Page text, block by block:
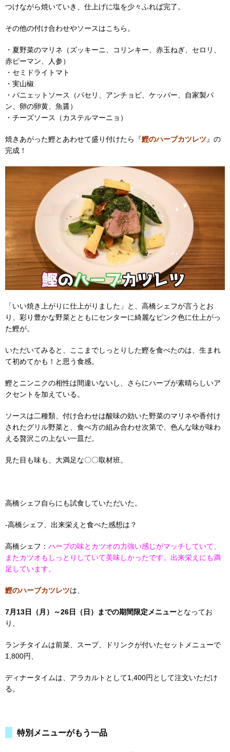
つけながら焼いていき、仕上げに塩を少々ふれば完了。
その他の付け合わせやソースはこちら。
・夏野菜のマリネ（ズッキーニ、コリンキー、赤玉ねぎ、セロリ、
赤ピーマン、人参）
・セミドライトマト
・実山椒
・バニェットソース（パセリ、アンチョビ、ケッパー、自家製パ
ン、卵の卵黄、魚醤）
・チーズソース（カステルマーニョ）
焼きあがった鰹とあわせて盛り付けたら『鰹のハーブカツレツ 』の
完成！
「いい焼き上がりに仕上がりました」と、高橋シェフが言うとお
り、彩り豊かな野菜とともにセンターに綺麗なピンク色に仕上がっ
た鰹が。
いただいてみると、ここまでしっとりした鰹を食べたのは、生まれ
て初めてかも！と思う食感。
鰹とニンニクの相性は間違いないし、さらにハーブが素晴らしいア
クセントを加えている。
ソースは二種類、付け合わせは酸味の効いた野菜のマリネや香付け
されたグリル野菜と、食べ方の組み合わせ次第で、色んな味が味わ
える贅沢この上ない一皿だ。
見た目も味も、大満足な〇〇取材班。
高橋シェフ自らにも試食していただいた。
-高橋シェフ、出来栄えと食べた感想は？
高橋シェフ： ハーブの味とカツオの力強い感じがマッチしていて、
またカツオもしっとりしていて美味しかったです。出来栄えにも満
足しています。
鰹のハーブカツレツは、
7月13日（月）～26日（日）までの期間限定メニューとなってお
り、
ランチタイムは前菜、スープ、ドリンクが付いたセットメニューで
1,800円、
ディナータイムは、アラカルトとして1,400円として注文いただけ
る。
特別メニューがもう一品